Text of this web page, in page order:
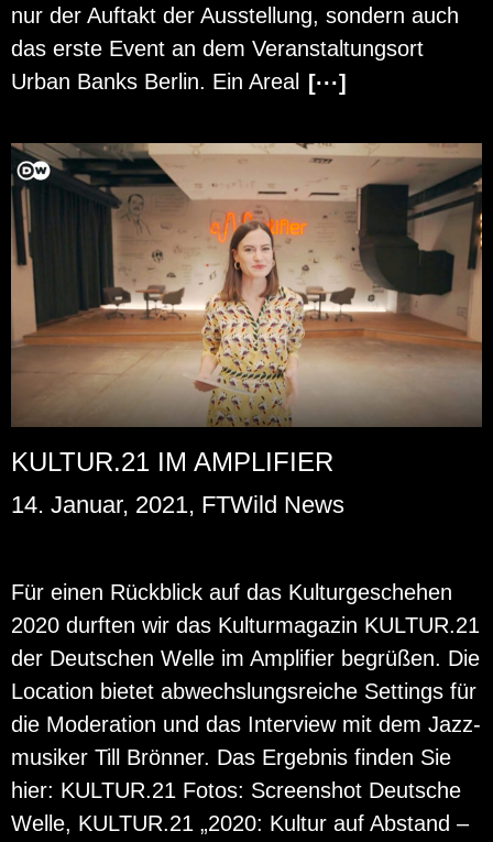
nur der Auf­takt der Aus­stel­lung, son­dern auch
das erste Event an dem Ver­an­stal­tungs­ort
Urban Banks Ber­lin. Ein Areal
[···]
KULTUR.21 IM AMPLIFIER
14. Januar, 2021, FTWild News
Für einen Rück­blick auf das Kul­tur­ge­sche­hen
2020 durf­ten wir das Kul­tur­ma­ga­zin KUL­TUR.21
der Deut­schen Welle im Am­pli­fier be­grü­ßen. Die
Lo­ca­ti­on bie­tet ab­wechs­lungs­rei­che Set­tings für
die Mo­dera­ti­on und das In­ter­view mit dem Jazz­
mu­si­ker Till Brön­ner. Das Er­geb­nis fin­den Sie
hier: KUL­TUR.21 Fotos: Screen­shot Deut­sche
Welle, KUL­TUR.21 „2020: Kul­tur auf Ab­stand –